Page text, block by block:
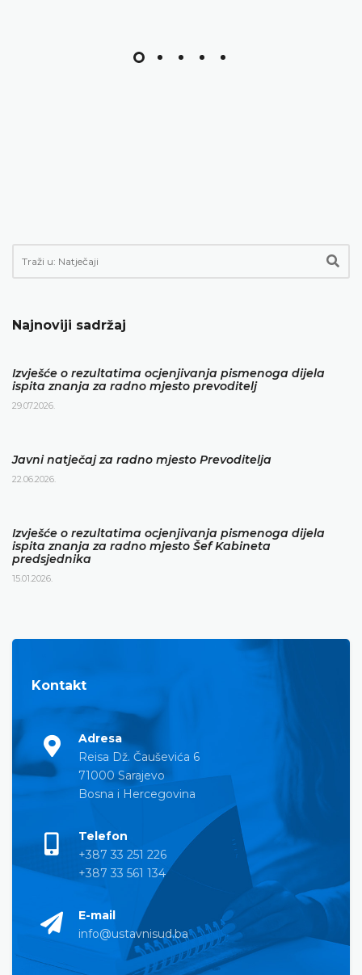
Najnoviji sadržaj
Izvješće o rezultatima ocjenjivanja pismenoga dijela
ispita znanja za radno mjesto prevoditelj
29.07.2026.
Javni natječaj za radno mjesto Prevoditelja
22.06.2026.
Izvješće o rezultatima ocjenjivanja pismenoga dijela
ispita znanja za radno mjesto Šef Kabineta
predsjednika
15.01.2026.
Kontakt
Adresa
Reisa Dž. Čauševića 6
71000 Sarajevo
Bosna i Hercegovina
Telefon
+387 33 251 226
+387 33 561 134
E-mail
info@ustavnisud.ba